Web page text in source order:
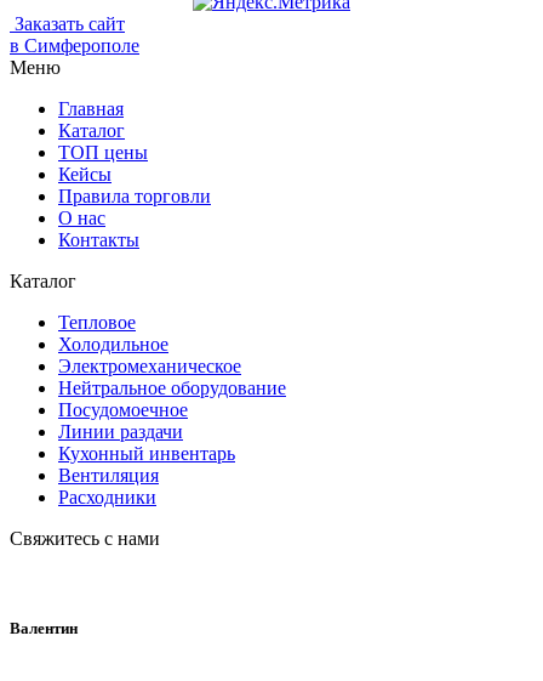
Заказать сайт
в Симферополе
Меню
Главная
Каталог
ТОП цены
Кейсы
Правила торговли
О нас
Контакты
Каталог
Тепловое
Холодильное
Электромеханическое
Нейтральное оборудование
Посудомоечное
Линии раздачи
Кухонный инвентарь
Вентиляция
Расходники
Свяжитесь с нами
Валентин